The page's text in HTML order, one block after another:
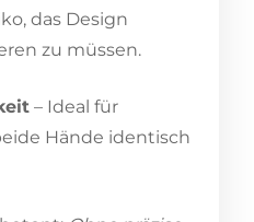
das Design
zu müssen.
– Ideal für
Hände identisch